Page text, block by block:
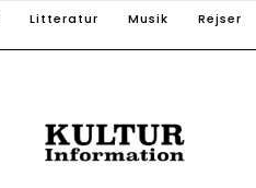
Litteratur Musik Rejser